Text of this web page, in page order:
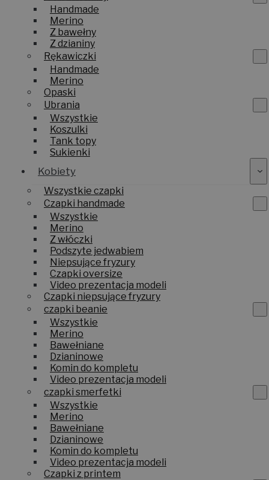
Handmade
Merino
Z bawełny
Z dzianiny
Rękawiczki
Handmade
Merino
Opaski
Ubrania
Wszystkie
Koszulki
Tank topy
Sukienki
Kobiety
Wszystkie czapki
Czapki handmade
Wszystkie
Merino
Z włóczki
Podszyte jedwabiem
Niepsujące fryzury
Czapki oversize
Video prezentacja modeli
Czapki niepsujące fryzury
czapki beanie
Wszystkie
Merino
Bawełniane
Dzianinowe
Komin do kompletu
Video prezentacja modeli
czapki smerfetki
Wszystkie
Merino
Bawełniane
Dzianinowe
Komin do kompletu
Video prezentacja modeli
Czapki z printem